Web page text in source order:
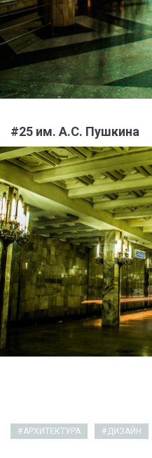
#25 им. А.С. Пушкина
АРХИТЕКТУРА ДИЗАЙН